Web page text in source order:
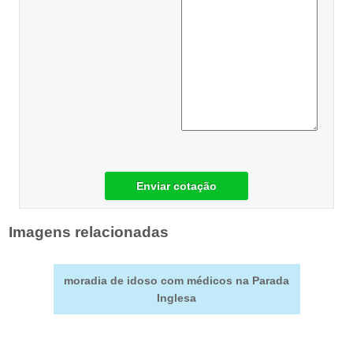
Enviar cotação
Imagens relacionadas
moradia de idoso com médicos na Parada
Inglesa